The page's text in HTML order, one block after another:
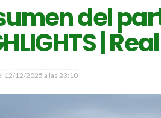
del
|
12/12/2025 a las 23:10